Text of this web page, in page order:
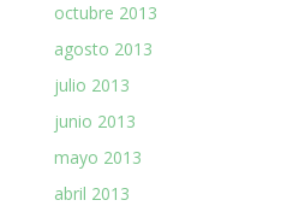
octubre 2013
agosto 2013
julio 2013
junio 2013
mayo 2013
abril 2013